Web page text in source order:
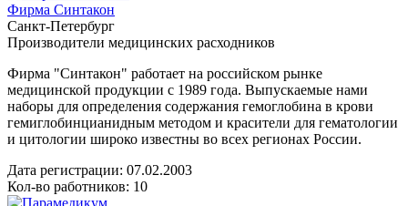
Фирма Синтакон
Санкт-Петербург
Производители медицинских расходников
Фирма "Синтакон" работает на российском рынке
медицинской продукции с 1989 года. Выпускаемые нами
наборы для определения содержания гемоглобина в крови
гемиглобинцианидным методом и красители для гематологии
и цитологии широко известны во всех регионах России.
Дата регистрации: 07.02.2003
Кол-во работников: 10